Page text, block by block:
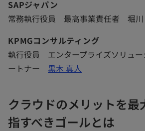
SAPジャパン
常務執行役員 最高事業責任者 堀川
KPMGコンサルティング
執行役員 エンタープライズソリュ
ートナー 黒木 真人
クラウドのメリットを最
指すべきゴールとは